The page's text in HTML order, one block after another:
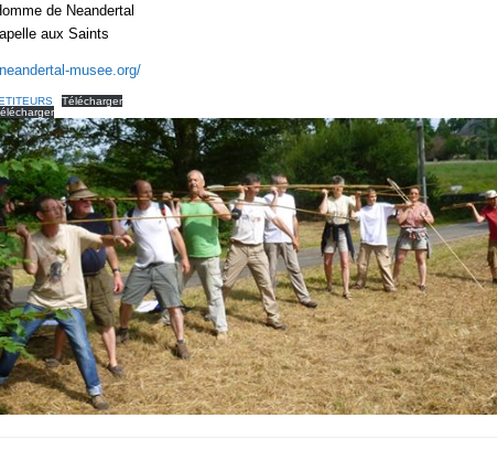
de Neandertal
aux Saints
musee.org/
Télécharger